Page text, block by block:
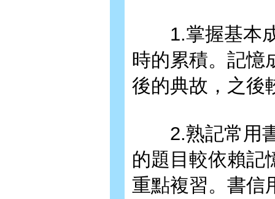
1.掌握基本成
時的累積。記憶
後的典故，之後
2.熟記常用書
的題目較依賴記
重點複習。書信